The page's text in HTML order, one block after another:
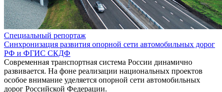
Специальный репортаж
Синхронизация развития опорной сети автомобильных дорог
РФ и ФГИС СКДФ
Современная транспортная система России динамично
развивается. На фоне реализации национальных проектов
особое внимание уделяется опорной сети автомобильных
дорог Российской Федерации.